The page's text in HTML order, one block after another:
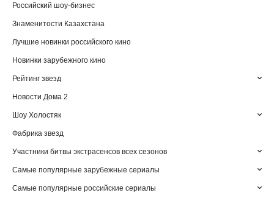
Российский шоу-бизнес
Знаменитости Казахстана
Лучшие новинки российского кино
Новинки зарубежного кино
Рейтинг звезд
Новости Дома 2
Шоу Холостяк
Фабрика звезд
Участники битвы экстрасенсов всех сезонов
Самые популярные зарубежные сериалы
Самые популярные российские сериалы